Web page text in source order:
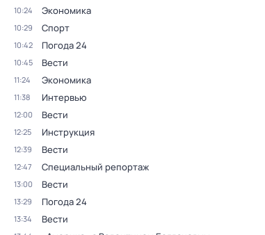
10:24 Экономика
10:29 Спорт
10:42 Погода 24
10:45 Вести
11:24 Экономика
11:38 Интервью
12:00 Вести
12:25 Инструкция
12:39 Вести
12:47 Специальный репортаж
13:00 Вести
13:29 Погода 24
13:34 Вести